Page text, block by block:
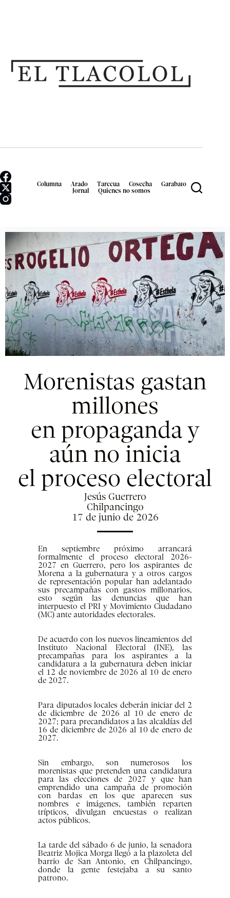
Columna Arado Tarecua Cosecha
Garabato
Jornal
Quienes no somos
Morenistas gastan
millones
en propaganda y
aún no inicia
el proceso electoral
Jesús Guerrero
Chilpancingo
17 de junio de 2026
En septiembre próximo arrancará
formalmente el proceso electoral 2026-
2027 en Guerrero, pero los aspirantes de
Morena a la gubernatura y a otros cargos
de representación popular han adelantado
sus precampañas con gastos millonarios,
esto según las denuncias que han
interpuesto el PRI y Movimiento Ciudadano
(MC) ante autoridades electorales.
De acuerdo con los nuevos lineamientos del
Instituto Nacional Electoral (INE), las
precampañas para los aspirantes a la
candidatura a la gubernatura deben iniciar
el 12 de noviembre de 2026 al 10 de enero
de 2027.
Para diputados locales deberán iniciar del 2
de diciembre de 2026 al 10 de enero de
2027; para precandidatos a las alcaldías del
16 de diciembre de 2026 al 10 de enero de
2027.
Sin embargo, son numerosos los
morenistas que pretenden una candidatura
para las elecciones de 2027 y que han
emprendido una campaña de promoción
con bardas en los que aparecen sus
nombres e imágenes, también reparten
trípticos, divulgan encuestas o realizan
actos públicos.
La tarde del sábado 6 de junio, la senadora
Beatriz Mojica Morga llegó a la plazoleta del
barrio de San Antonio, en Chilpancingo,
donde la gente festejaba a su santo
patrono.